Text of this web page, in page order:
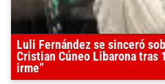
Luli Fernández se sinceró
Cristian Cúneo Libarona tras
irme”